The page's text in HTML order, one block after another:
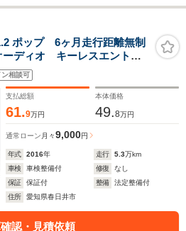
ポップ 6ヶ月走行距離無制
ディオ キーレスエントリ
ルミホイール Bluetooth
イドリングストップ MTモ
ト
ン相談可
支払総額
61.9万円
本体価格
49.8万円
通常ローン 月々9,000円
年式 2016年 走行 5.3万km
車検
車検整備付 修復
なし
保証
保証付 整備
法定整備付
住所
愛知県春日井市
認・見積依頼